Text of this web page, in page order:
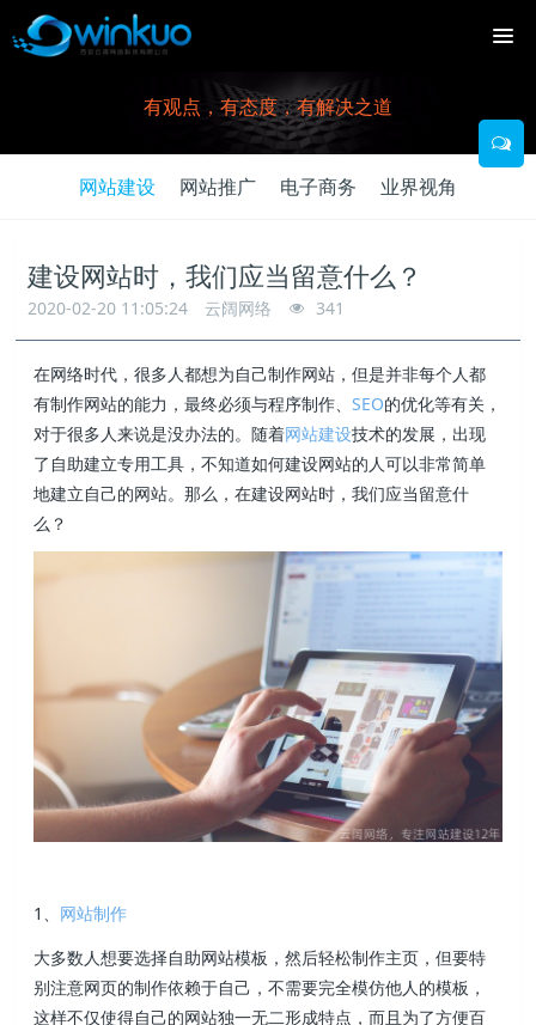
有观点，有态度，有解决之道
网站建设 网站推广 电子商务 业界视角
建设网站时，我们应当留意什么？
2020-02-20 11:05:24 云阔网络 341
在网络时代，很多人都想为自己制作网站，但是并非每个人都
有制作网站的能力，最终必须与程序制作、SEO的优化等有关，
对于很多人来说是没办法的。随着网站建设技术的发展，出现
了自助建立专用工具，不知道如何建设网站的人可以非常简单
地建立自己的网站。那么，在建设网站时，我们应当留意什
么？
1、 网站制作
大多数人想要选择自助网站模板，然后轻松制作主页，但要特
别注意网页的制作依赖于自己，不需要完全模仿他人的模板，
这样不仅使得自己的网站独一无二形成特点，而且为了方便百